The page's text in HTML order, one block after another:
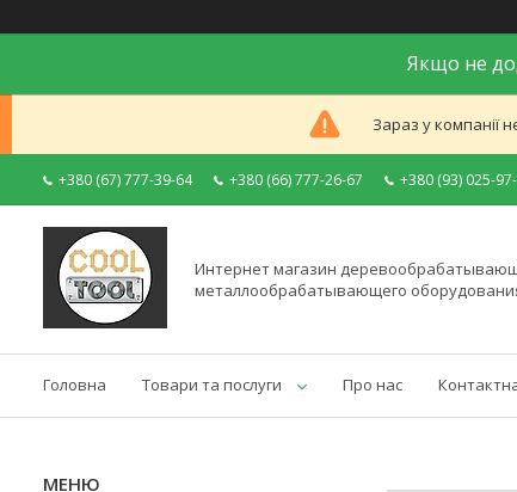
Якщо не
Зараз у компанії
+380 (67) 777-39-64 +380 (66) 777-26-67 +380 (93) 025-
Интернет магазин
металлообрабатывающего
Головна Товари та послуги Про нас